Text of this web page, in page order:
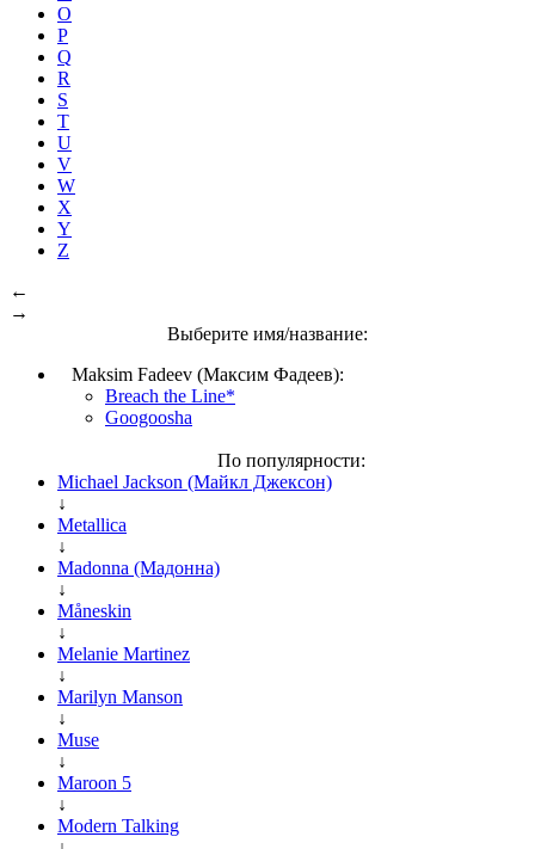
O
P
Q
R
S
T
U
V
W
X
Y
Z
←
→
Выберите имя/название:
Maksim Fadeev (Максим Фадеев):
Breach the Line*
Googoosha
По популярности:
Michael Jackson (Майкл Джексон)
↓
Metallica
↓
Madonna (Мадонна)
↓
Måneskin
↓
Melanie Martinez
↓
Marilyn Manson
↓
Muse
↓
Maroon 5
↓
Modern Talking